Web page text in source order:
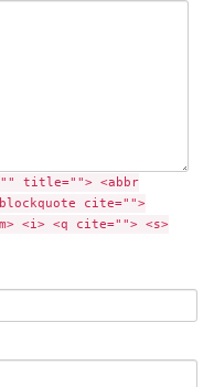
title=""> <abbr
cite="">
<i> <q cite=""> <s>